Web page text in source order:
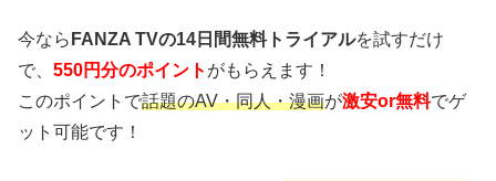
今なら FANZA TVの14日間無料トライアルを試すだけ
で、 550円分のポイント がもらえます！
このポイントで話題のAV・同人・漫画が激安or無料でゲ
ット可能です！